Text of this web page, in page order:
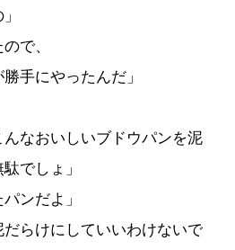
で、
手にやったんだ」
んなおいしいブドウパンを泥
でしょ」
ンだよ」
だらけにしていいわけないで